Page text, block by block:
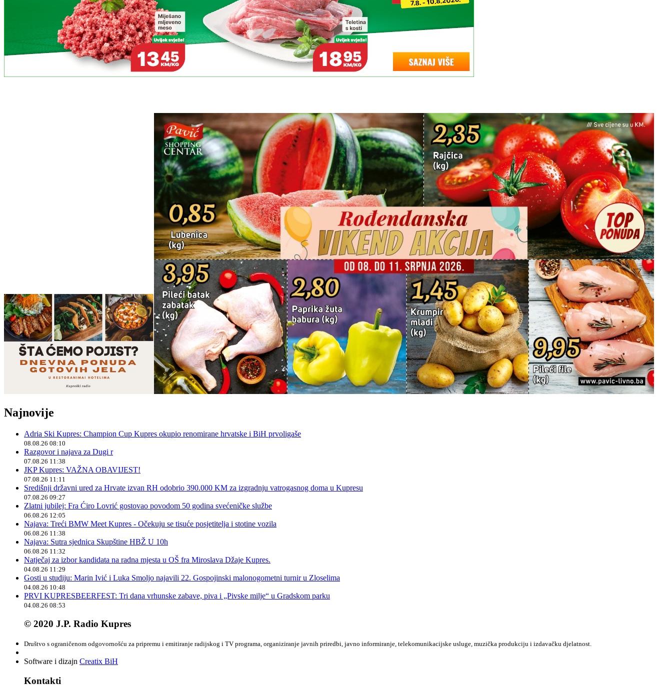
Najnovije
Adria Ski Kupres: Champion Cup Kupres okupio renomirane hrvatske i BiH prvoligaše
08.08.26 08:10
Razgovor i najava za Dugi r
07.08.26 11:38
JKP Kupres: VAŽNA OBAVIJEST!
07.08.26 11:11
Središnji državni ured za Hrvate izvan RH odobrio 390.000 KM za izgradnju vatrogasnog doma u Kupresu
07.08.26 09:27
Zlatni jubilej: Fra Ćiro Lovrić gostovao povodom 50 godina svećeničke službe
06.08.26 12:05
Najava: Treći BMW Meet Kupres - Očekuju se tisuće posjetitelja i stotine vozila
06.08.26 11:38
Najava: Sutra sjednica Skupštine HBŽ U 10h
06.08.26 11:32
Natječaj za izbor kandidata na radna mjesta u OŠ fra Miroslava Džaje Kupres.
04.08.26 11:29
Gosti u studiju: Marin Ivić i Luka Smoljo najavili 22. Gospojinski malonogometni turnir u Zloselima
04.08.26 10:48
PRVI KUPRESBEERFEST: Tri dana vrhunske zabave, piva i „Pivske milje“ u Gradskom parku
04.08.26 08:53
© 2020 J.P. Radio Kupres
Društvo s ograničenom odgovornošću za pripremu i emitiranje radijskog i TV programa, organiziranje javnih priredbi, javno informiranje, telekomunikacijske usluge, muzička produkciju i izdavačku djelatnost.
Software i dizajn Creatix BiH
Kontakti